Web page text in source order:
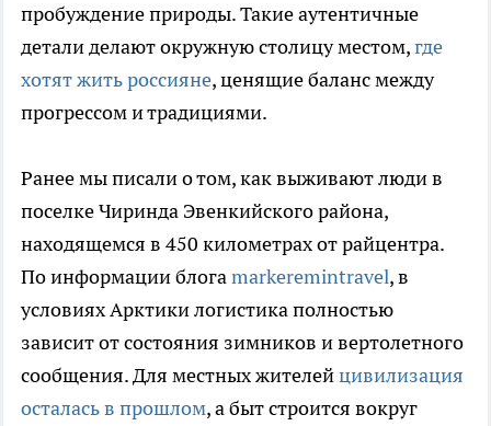
пробуждение природы. Такие аутентичные
детали делают окружную столицу местом,где
хотят жить россияне, ценящие баланс между
прогрессом и традициями.
Ранее мы писали о том, как выживают люди в
поселке Чиринда Эвенкийского района,
находящемся в 450 километрах от райцентра.
По информации блогаmarkeremintravel, в
условиях Арктики логистика полностью
зависит от состояния зимников и вертолетного
сообщения. Для местных жителейцивилизация
осталась в прошлом, а быт строится вокруг